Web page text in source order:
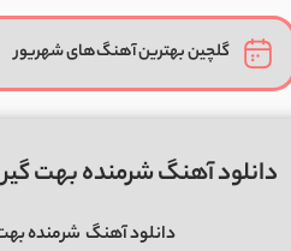
گلچین بهترین آهنگ‌های شهریور
دانلود آهنگ شرمنده بهت گیر
دانلود آهنگ شرمنده